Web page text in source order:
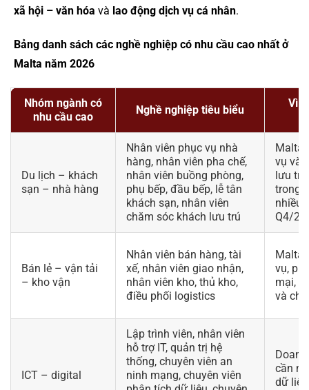
xã hội – văn hóa và lao động dịch vụ cá nhân.
Bảng danh sách các nghề nghiệp có nhu cầu cao nhất ở
Malta năm 2026
Nhóm ngành có
nhu cầu cao
Nghề nghiệp tiêu biểu
Vì
Du lịch – khách
sạn – nhà hàng
Nhân viên phục vụ nhà
hàng, nhân viên pha chế,
nhân viên buồng phòng,
phụ bếp, đầu bếp, lễ tân
khách sạn, nhân viên
chăm sóc khách lưu trú
Malta
vụ và
lưu
trong
nhiều
Q4/
Bán lẻ – vận tải
– kho vận
Nhân viên bán hàng, tài
xế, nhân viên giao nhận,
nhân viên kho, thủ kho,
điều phối logistics
Malta
vụ,
mại,
và
ICT – digital
Lập trình viên, nhân viên
hỗ trợ IT, quản trị hệ
thống, chuyên viên an
ninh mạng, chuyên viên
cần
dữ